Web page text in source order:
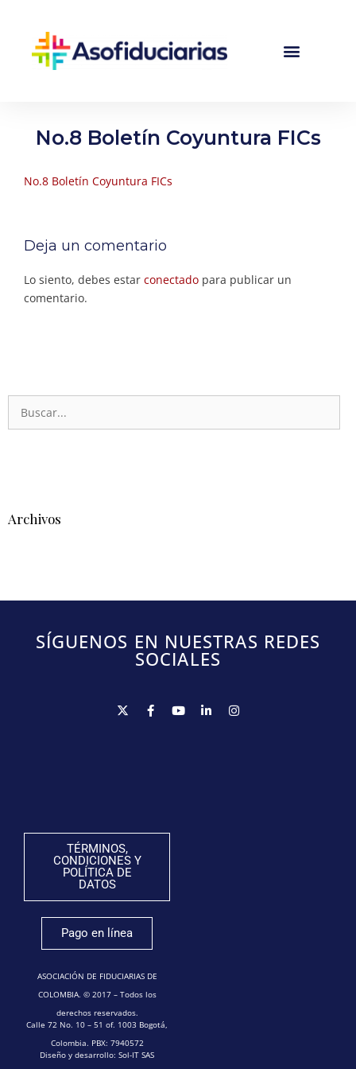
No.8 Boletín Coyuntura FICs
No.8 Boletín Coyuntura FICs
Deja un comentario
Lo siento, debes estar conectado para publicar un
comentario.
Archivos
SÍGUENOS EN NUESTRAS REDES
SOCIALES
TÉRMINOS,
CONDICIONES Y
POLÍTICA DE
DATOS
Pago en línea
ASOCIACIÓN DE FIDUCIARIAS DE
COLOMBIA. © 2017 – Todos los
derechos reservados.
Calle 72 No. 10 – 51 of. 1003 Bogotá,
Colombia. PBX: 7940572
Diseño y desarrollo: Sol-IT SAS